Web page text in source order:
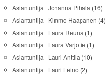
Asiantuntija | Johanna Pihala (16)
Asiantuntija | Kimmo Haapanen (4)
Asiantuntija | Laura Reuna (1)
Asiantuntija | Laura Varjotie (1)
Asiantuntija | Lauri Anttila (10)
Asiantuntija | Lauri Leino (2)